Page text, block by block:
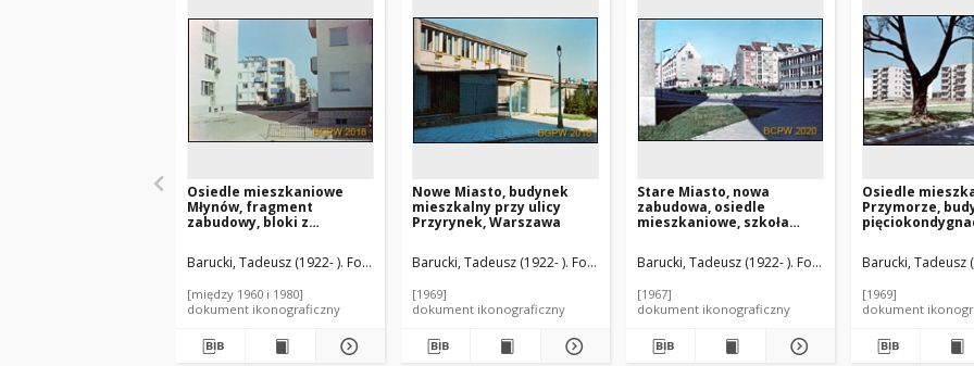
Osiedle mieszkaniowe
Młynów, fragment
zabudowy, bloki z
Barucki, Tadeusz (1922- ). Fotograf
[między 1960 i 1980]
dokument ikonograficzny
Nowe Miasto, budynek
mieszkalny przy ulicy
Przyrynek, Warszawa
Barucki, Tadeusz (1922- ). Fotograf
[1969]
dokument ikonograficzny
Stare Miasto, nowa
zabudowa, osiedle
mieszkaniowe, szkoła
od strony chodnika i ulicy,
Szczecin
Barucki, Tadeusz (1922- ). Fotograf
[1967]
dokument ikonograficzny
Osiedle
Przymorze,
ulicy, Gdańsk-
Barucki, Tadeusz
[1969]
dokument